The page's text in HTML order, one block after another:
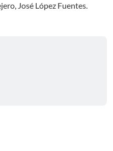
José López Fuentes.